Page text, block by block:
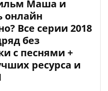
Маша и
онлайн
Все серии 2018
без
с песнями +
ресурса и